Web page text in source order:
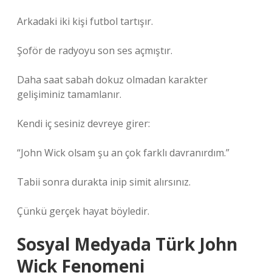
Arkadaki iki kişi futbol tartışır.
Şoför de radyoyu son ses açmıştır.
Daha saat sabah dokuz olmadan karakter
gelişiminiz tamamlanır.
Kendi iç sesiniz devreye girer:
“John Wick olsam şu an çok farklı davranırdım.”
Tabii sonra durakta inip simit alırsınız.
Çünkü gerçek hayat böyledir.
Sosyal Medyada Türk John
Wick Fenomeni